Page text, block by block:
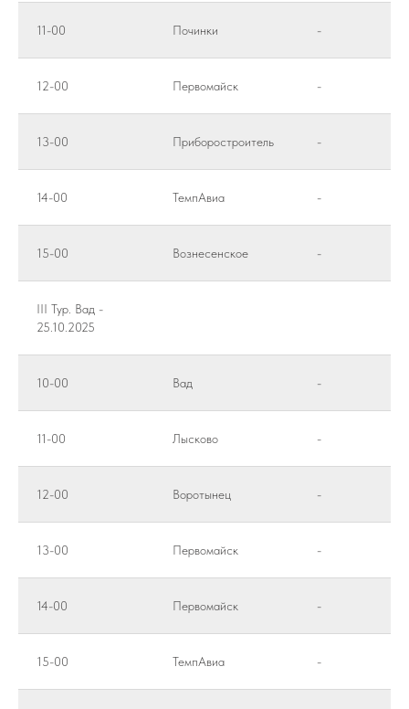
11-00 Починки -
12-00 Первомайск -
13-00 Приборостроитель -
14-00 ТемпАвиа -
15-00 Вознесенское -
III Тур. Вад -
25.10.2025
10-00 Вад -
11-00 Лысково -
12-00 Воротынец -
13-00 Первомайск -
14-00 Первомайск -
15-00 ТемпАвиа -